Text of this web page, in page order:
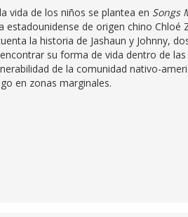
vida de los niños se plantea en Songs
de origen chino Chloé
la historia de Jashaun y Johnny,
su forma de vida dentro de
de la comunidad nativo-
en zonas marginales.